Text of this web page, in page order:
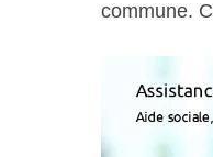
commune.